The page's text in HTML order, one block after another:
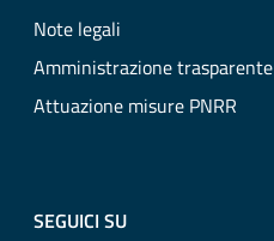
Note legali
Amministrazione trasparente
Attuazione misure PNRR
SEGUICI SU